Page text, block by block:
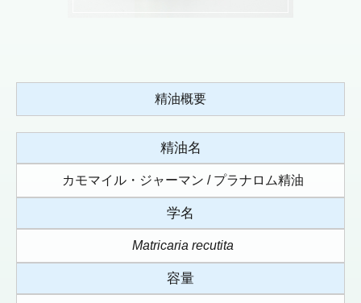
精油概要
精油名
カモマイル・ジャーマン / プラナロム精油
学名
Matricaria recutita
容量